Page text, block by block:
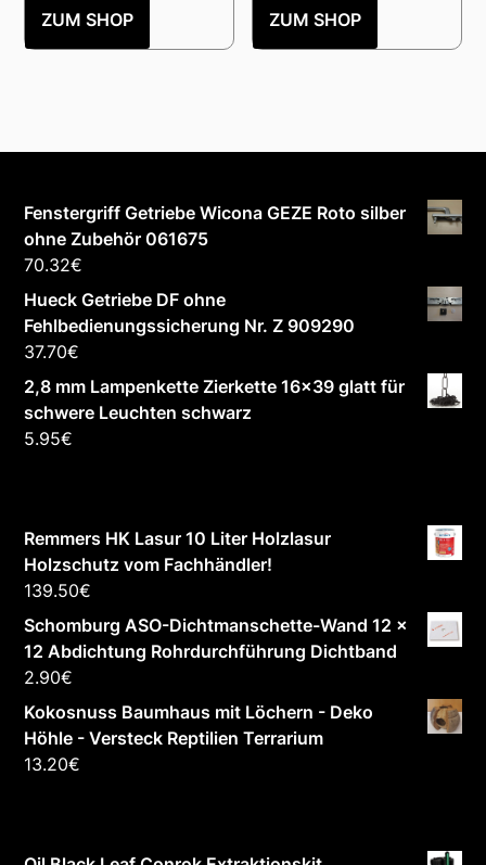
ZUM SHOP ZUM SHOP
Fenstergriff Getriebe Wicona GEZE Roto silber
ohne Zubehör 061675
70.32€
Hueck Getriebe DF ohne
Fehlbedienungssicherung Nr. Z 909290
37.70€
2,8 mm Lampenkette Zierkette 16x39 glatt für
schwere Leuchten schwarz
5.95€
Remmers HK Lasur 10 Liter Holzlasur
Holzschutz vom Fachhändler!
139.50€
Schomburg ASO-Dichtmanschette-Wand 12 x
12 Abdichtung Rohrdurchführung Dichtband
2.90€
Kokosnuss Baumhaus mit Löchern - Deko
Höhle - Versteck Reptilien Terrarium
13.20€